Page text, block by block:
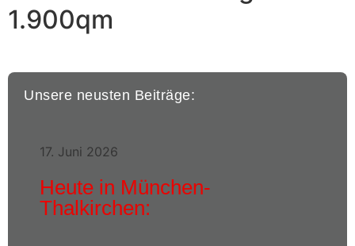
1.900qm
Unsere neusten Beiträge:
17. Juni 2026
Heute in München-
Thalkirchen: